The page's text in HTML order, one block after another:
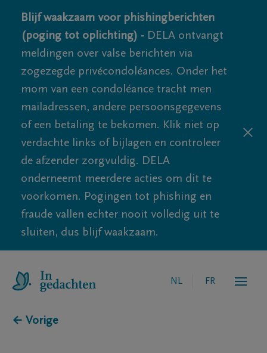
Blijf waakzaam voor phishingberichten
(poging tot oplichting) - DELA ontvangt
meldingen over valse berichten via
zogezegde privécondoléances. Onder het
mom van een condoléance tracht men
mailadressen, andere persoonsgegevens
of een betaling te bekomen. Klik niet op
verdachte links of bijlagen en controleer
de afzender zorgvuldig. DELA
onderneemt meerdere acties om dit te
voorkomen. Pogingen tot phishing en
fraude vallen echter nooit volledig uit te
sluiten, dus blijf waakzaam.
NL FR
← Vorige